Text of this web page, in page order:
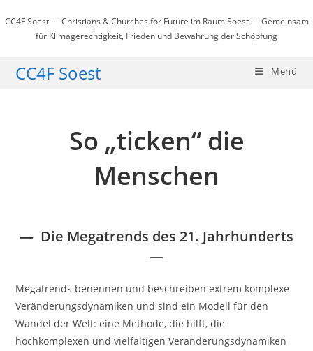
Inhalt
springen
CC4F Soest --- Christians & Churches for Future im Raum Soest --- Gemeinsam
für Klimagerechtigkeit, Frieden und Bewahrung der Schöpfung
CC4F Soest Menü
So „ticken“ die
Menschen
— Die Megatrends des 21. Jahrhunderts
—
Megatrends benennen und beschreiben extrem komplexe
Veränderungsdynamiken und sind ein Modell für den
Wandel der Welt: eine Methode, die hilft, die
hochkomplexen und vielfältigen Veränderungsdynamiken